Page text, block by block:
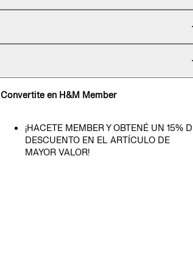
Convertite en H&M Member
¡HACETE MEMBER Y OBTENÉ UN 15%
DESCUENTO EN EL ARTÍCULO DE
MAYOR VALOR!